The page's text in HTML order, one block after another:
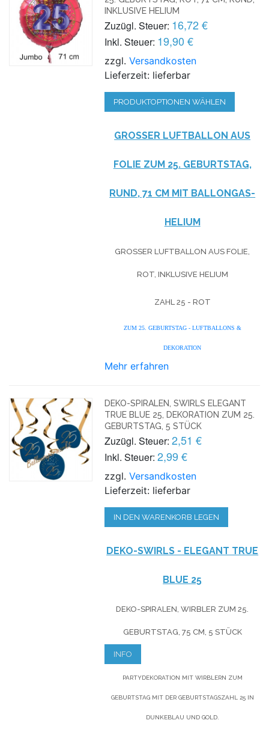
INKLUSIVE HELIUM
Zuzügl. Steuer: 16,72 €
Inkl. Steuer: 19,90 €
zzgl.Versandkosten
Lieferzeit: lieferbar
PRODUKTOPTIONEN WÄHLEN
GROSSER LUFTBALLON AUS F
OLIE ZUM 25. GEBURTSTAG, R
UND, 71 CM MIT BALLONGAS-H
ELIUM
GROSSER LUFTBALLON AUS FOLIE, R
OT, INKLUSIVE HELIUM
ZAHL 25 - ROT
ZUM 25. GEBURTSTAG - LUFTBALLONS &
DEKORATION
Mehr erfahren
DEKO-SPIRALEN, SWIRLS ELEGANT
TRUE BLUE 25, DEKORATION ZUM 25.
GEBURTSTAG, 5 STÜCK
Zuzügl. Steuer: 2,51 €
Inkl. Steuer: 2,99 €
zzgl.Versandkosten
Lieferzeit: lieferbar
IN DEN WARENKORB LEGEN
DEKO-SWIRLS - ELEGANT TRUE
BLUE 25
DEKO-SPIRALEN, WIRBLER ZUM 25.
GEBURTSTAG, 75 CM, 5 STÜCK
INFO
PARTYDEKORATION MIT WIRBLERN ZUM
GEBURTSTAG MIT DER GEBURTSTAGSZAHL 25 IN
DUNKEBLAU UND GOLD.